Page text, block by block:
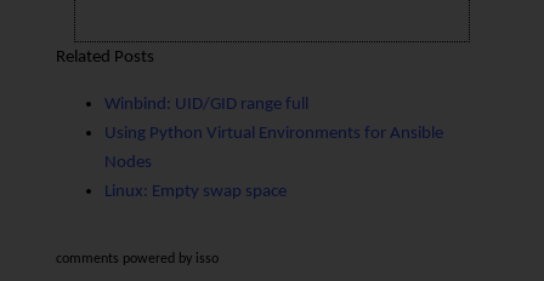
Related Posts
Winbind: UID/GID range full
Using Python Virtual Environments for Ansible
Nodes
Linux: Empty swap space
comments powered by isso